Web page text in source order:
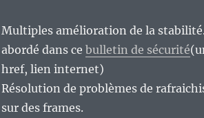
Multiples amélioration de la
abordé dans ce bulletin de sécurité
href, lien internet)
Résolution de problèmes de
sur des frames.